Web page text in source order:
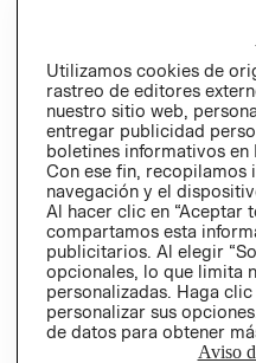
Y
Y
Utilizamos cookies de
rastreo de editores
nuestro sitio web,
entregar publicidad
boletines informativos en
Con ese fin, recopilamos
navegación y el
Al hacer clic en “Aceptar
compartamos esta
publicitarios. Al elegir
opcionales, lo que limita
personalizadas. Haga
personalizar sus
de datos para obtener
Aviso